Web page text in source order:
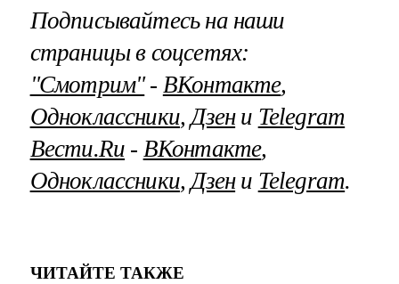
Подписывайтесь на наши
страницы в соцсетях:
"Смотрим"‐ ВКонтакте,
Одноклассники, Дзени Telegram
Вести.Ru ‐ ВКонтакте,
Одноклассники, Дзени Telegram.
ЧИТАЙТЕ ТАКЖЕ